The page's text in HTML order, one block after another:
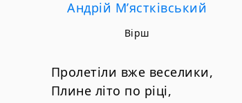
Андрій М’ястківський
Вірш
Пролетіли вже веселики,
Плине літо по ріці,